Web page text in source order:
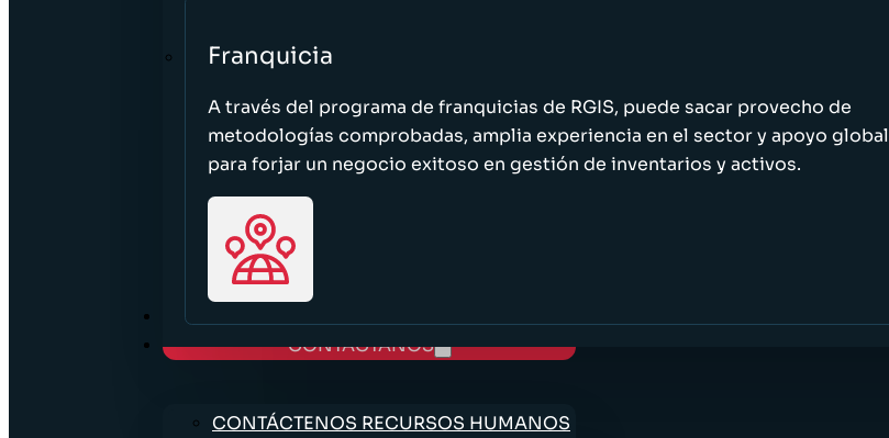
Franquicia
A través del programa de franquicias de RGIS, puede sacar provecho de
metodologías comprobadas, amplia experiencia en el sector y apoyo global
para forjar un negocio exitoso en gestión de inventarios y activos.
TRABAJE CON NOSOTROS
CONTÁCTANOS
CONTÁCTENOS RECURSOS HUMANOS